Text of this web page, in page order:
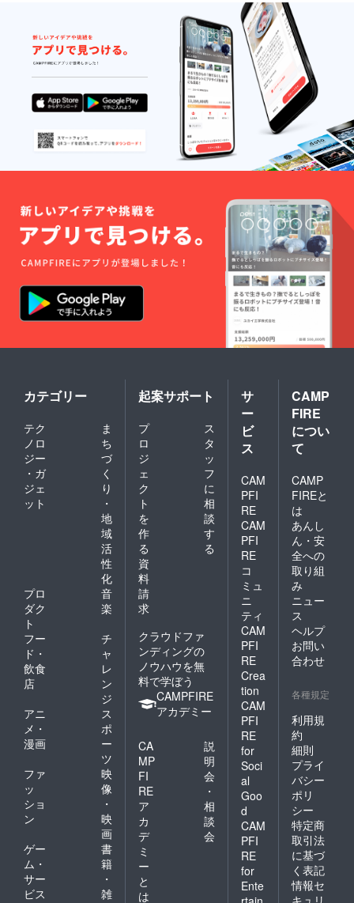
IREだけ
の先行
販売で
す。 ・
2024年
10月中
にお届
け予定
・領収
書の発
行も可
能で
す。 ・
製造工
況、社
会情勢
等によ
り出荷
時期が
遅れる
場合が
ありま
す。
カテゴリー
テク
ノロ
ジー
・ガ
ジェ
ット
ま
ち
づ
く
り
・
地
域
活
性
化
プロ
ダク
ト
音
楽
フー
ド・
飲食
店
チ
ャ
レ
ン
ジ
アニ
メ・
漫画
ス
ポ
ー
ツ
ファ
ッ
ショ
ン
映
像
・
映
画
ゲー
ム・
サー
ビス
書
籍
・
雑
起案サポート
プ
ロ
ジ
ェ
ク
ト
を
作
る
ス
タ
ッ
フ
に
相
談
す
る
資
料
請
求
クラウドファ
ンディングの
ノウハウを無
料で学ぼう
CAMPFIRE
アカデミー
CA
MP
FI
RE
ア
カ
デ
ミ
ー
と
は
説
明
会
・
相
談
会
サ
ー
ビ
ス
CAM
PFI
RE
CAM
PFI
RE
コ
ミュ
ニ
ティ
CAM
PFI
RE
Crea
tion
CAM
PFI
RE
for
Soci
al
Goo
d
CAM
PFI
RE
for
Ente
CAMP
FIRE
につい
て
CAMP
FIREと
は
あんし
ん・安
全への
取り組
み
ニュー
ス
ヘルプ
お問い
合わせ
各種規定
利用規
約
細則
プライ
バシー
ポリ
シー
特定商
取引法
に基づ
く表記
情報セ